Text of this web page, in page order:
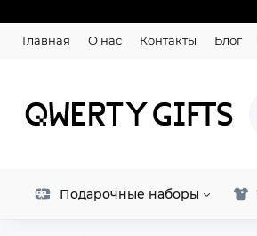
Главная О нас Контакты Блог
Подарочные наборы